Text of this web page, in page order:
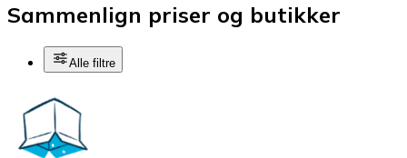
Sammenlign priser og butikker
Alle filtre